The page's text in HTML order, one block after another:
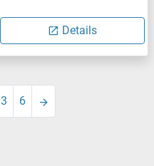
Details
3 6